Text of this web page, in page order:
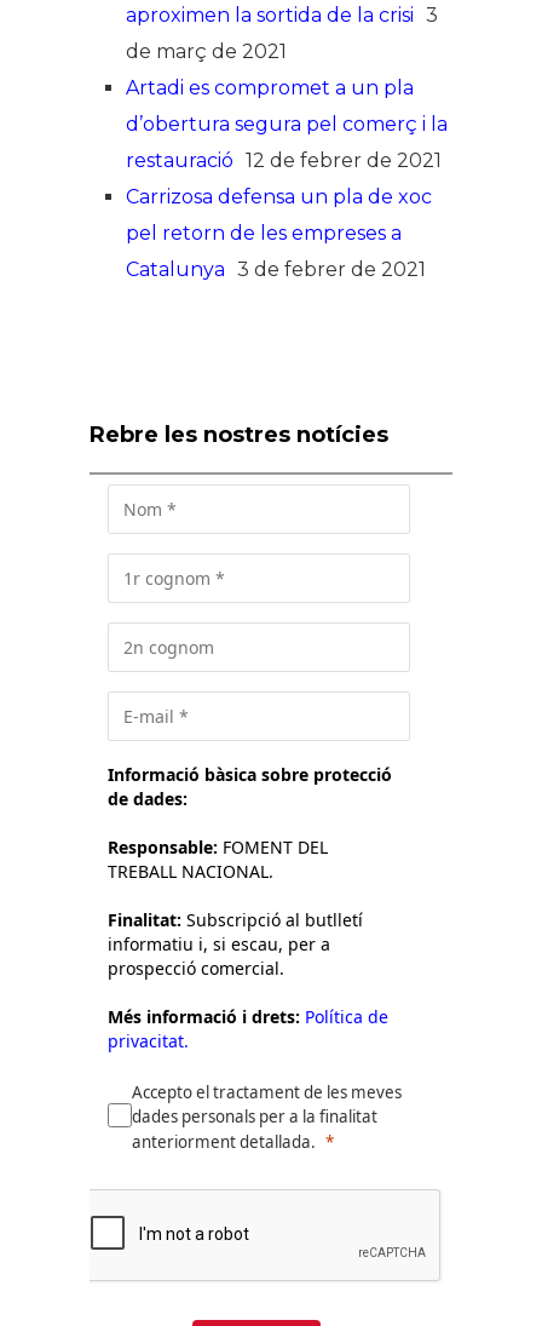
aproximen la sortida de la crisi 3
de març de 2021
Artadi es compromet a un pla
d’obertura segura pel comerç i la
restauració 12 de febrer de 2021
Carrizosa defensa un pla de xoc
pel retorn de les empreses a
Catalunya 3 de febrer de 2021
Rebre les nostres notícies
Informació bàsica sobre protecció
de dades:
Responsable: FOMENT DEL
TREBALL NACIONAL.
Finalitat: Subscripció al butlletí
informatiu i, si escau, per a
prospecció comercial.
Més informació i drets: Política de
privacitat.
Accepto el tractament de les meves
dades personals per a la finalitat
anteriorment detallada.